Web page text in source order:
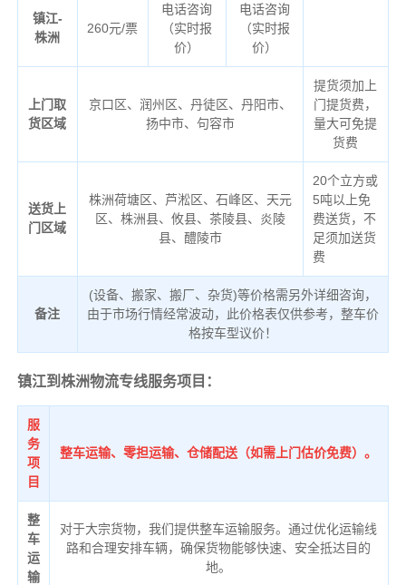
镇江-
株洲
260元/票
电话咨询
（实时报
价）
电话咨询
（实时报
价）
上门取
货区域
京口区、润州区、丹徒区、丹阳市、
扬中市、句容市
提货须加上
门提货费，
量大可免提
货费
送货上
门区域
株洲荷塘区、芦淞区、石峰区、天元
区、株洲县、攸县、茶陵县、炎陵
县、醴陵市
20个立方或
5吨以上免
费送货，不
足须加送货
费
备注
(设备、搬家、搬厂、杂货)等价格需另外详细咨询，
由于市场行情经常波动，此价格表仅供参考，整车价
格按车型议价！
镇江到株洲物流专线服务项目：
服
务
项
目
整车运输、零担运输、仓储配送（如需上门估价免费）。
整
车
运
输
对于大宗货物，我们提供整车运输服务。通过优化运输线
路和合理安排车辆，确保货物能够快速、安全抵达目的
地。